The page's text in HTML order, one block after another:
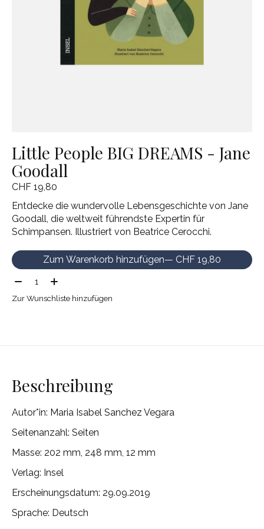
Little People BIG DREAMS - Jane
Goodall
CHF 19,80
Entdecke die wundervolle Lebensgeschichte von Jane
Goodall, die weltweit führendste Expertin für
Schimpansen. Illustriert von Beatrice Cerocchi.
Zum Warenkorb hinzufügen
— CHF 19,80
Menge:
Zur Wunschliste hinzufügen
Beschreibung
Autor*in: Maria Isabel Sanchez Vegara
Seitenanzahl: Seiten
Masse: 202 mm, 248 mm, 12 mm
Verlag: Insel
Erscheinungsdatum: 29.09.2019
Sprache: Deutsch